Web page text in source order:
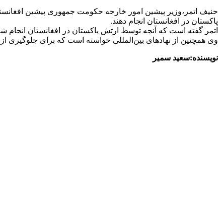
حنیف اتمر،وزیر پیشین امور خارجه حکومت جمهوری پیشین
پاکستان در افغانستان انجام دهند.
اتمر گفته است که آنچه توسط ارتش پاکستان در افغانستان انجام
وی همچنین از نهادهای بین‌المللی خواسته است که برای جلوگیری
نویسنده:سعید سمیر